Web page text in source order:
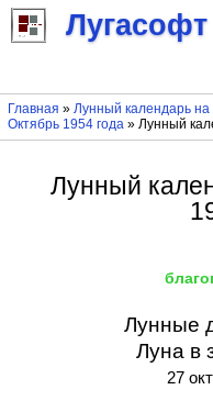
Лугасофт
Главная » Лунный календарь на
Октябрь 1954 года» Лунный
Лунный
Лунные
Луна в
27